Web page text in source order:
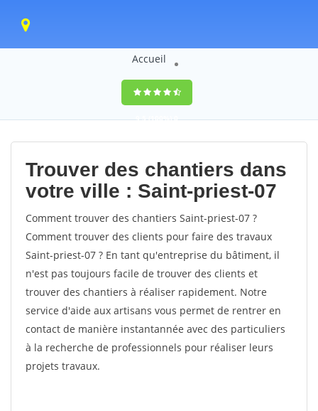
Accueil
9,5(100%)0
votes
Trouver des chantiers dans
votre ville : Saint-priest-07
Comment trouver des chantiers Saint-priest-07 ?
Comment trouver des clients pour faire des travaux
Saint-priest-07 ? En tant qu'entreprise du bâtiment, il
n'est pas toujours facile de trouver des clients et
trouver des chantiers à réaliser rapidement. Notre
service d'aide aux artisans vous permet de rentrer en
contact de manière instantannée avec des particuliers
à la recherche de professionnels pour réaliser leurs
projets travaux.